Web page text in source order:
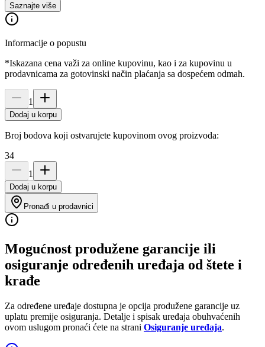
Saznajte više
Informacije o popustu
*Iskazana cena važi za online kupovinu, kao i za kupovinu u
prodavnicama za gotovinski način plaćanja sa dospećem odmah.
1
Dodaj u korpu
Broj bodova koji ostvarujete kupovinom ovog proizvoda:
34
1
Dodaj u korpu
Pronađi u prodavnici
Mogućnost produžene garancije ili
osiguranje određenih uređaja od štete i
krađe
Za određene uređaje dostupna je opcija produžene garancije uz
uplatu premije osiguranja. Detalje i spisak uređaja obuhvaćenih
ovom uslugom pronaći ćete na strani Osiguranje uređaja.